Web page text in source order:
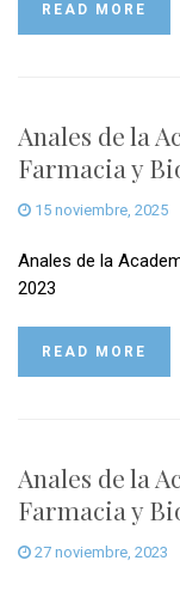
READ MORE
Anales de la
Farmacia y
15 noviembre, 2025
Anales de la
2023
READ MORE
Anales de la
Farmacia y
27 noviembre, 2023